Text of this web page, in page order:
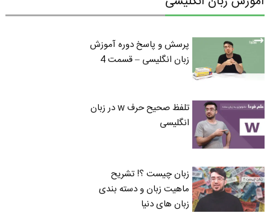
پرسش و پاسخ دوره آموزش
زبان انگلیسی – قسمت 4
تلفظ صحیح حرف w در زبان
انگلیسی
زبان چیست ؟! تشریح
ماهیت زبان و دسته بندی
زبان های دنیا